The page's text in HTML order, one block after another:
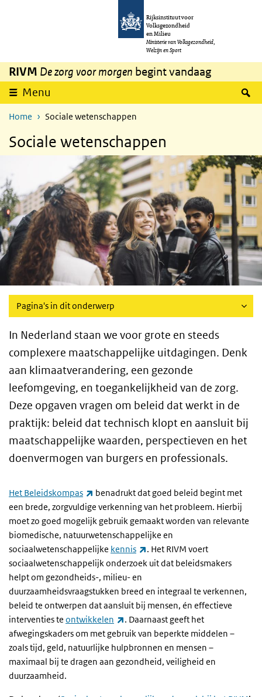
Overslaan en naar de inhoud gaan
Rijksinstituut voor
Volksgezondheid
en Milieu
Ministerie van Volksgezondheid,
Welzijn en Sport
RIVM De zorg voor morgen begint vandaag
Menu
Home Sociale wetenschappen
Sociale wetenschappen
Pagina's in dit onderwerp
In Nederland staan we voor grote en steeds
complexere maatschappelijke uitdagingen. Denk
aan klimaatverandering, een gezonde
leefomgeving, en toegankelijkheid van de zorg.
Deze opgaven vragen om beleid dat werkt in de
praktijk: beleid dat technisch klopt en aansluit bij
maatschappelijke waarden, perspectieven en het
doenvermogen van burgers en professionals.
Het Beleidskompas (externe link)
benadrukt dat goed beleid begint met
een brede, zorgvuldige verkenning van het probleem. Hierbij
moet zo goed mogelijk gebruik gemaakt worden van relevante
biomedische, natuurwetenschappelijke en
sociaalwetenschappelijke kennis (externe link)
. Het RIVM voert
sociaalwetenschappelijk onderzoek uit dat beleidsmakers
helpt om gezondheids-, milieu- en
duurzaamheidsvraagstukken breed en integraal te verkennen,
beleid te ontwerpen dat aansluit bij mensen, én effectieve
interventies te ontwikkelen (externe link)
. Daarnaast geeft het
afwegingskaders om met gebruik van beperkte middelen –
zoals tijd, geld, natuurlijke hulpbronnen en mensen –
maximaal bij te dragen aan gezondheid, veiligheid en
duurzaamheid.